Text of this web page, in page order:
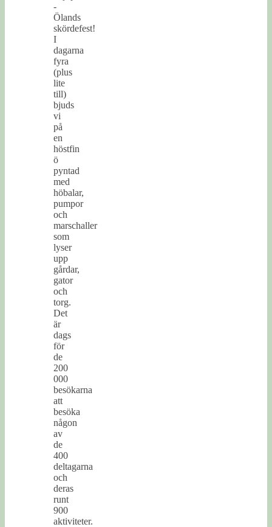
-
Ölands
skördefest!
I
dagarna
fyra
(plus
lite
till)
bjuds
vi
på
en
höstfin
ö
pyntad
med
höbalar,
pumpor
och
marschaller
som
lyser
upp
gårdar,
gator
och
torg.
Det
är
dags
för
de
200
000
besökarna
att
besöka
någon
av
de
400
deltagarna
och
deras
runt
900
aktiviteter.